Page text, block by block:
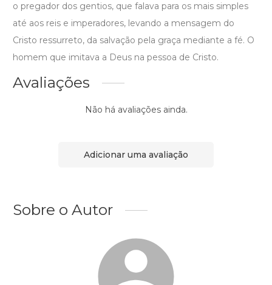
o pregador dos gentios, que falava para os mais simples
até aos reis e imperadores, levando a mensagem do
Cristo ressurreto, da salvação pela graça mediante a fé. O
homem que imitava a Deus na pessoa de Cristo.
Avaliações
Não há avaliações ainda.
Adicionar uma avaliação
Sobre o Autor